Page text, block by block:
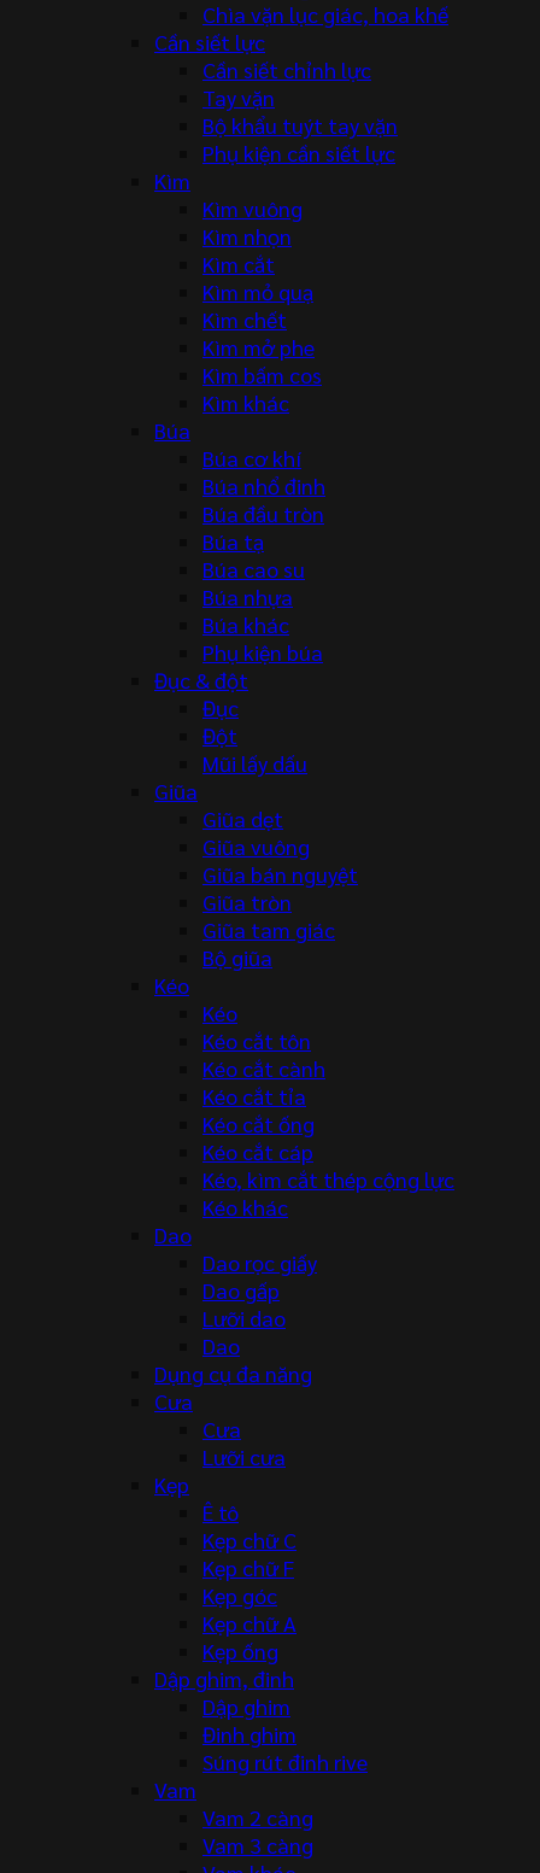
Chìa vặn lục giác, hoa khế
Cần siết lực
Cần siết chỉnh lực
Tay vặn
Bộ khẩu tuýt tay vặn
Phụ kiện cần siết lực
Kìm
Kìm vuông
Kìm nhọn
Kìm cắt
Kìm mỏ quạ
Kìm chết
Kìm mở phe
Kìm bấm cos
Kìm khác
Búa
Búa cơ khí
Búa nhổ đinh
Búa đầu tròn
Búa tạ
Búa cao su
Búa nhựa
Búa khác
Phụ kiện búa
Đục & đột
Đục
Đột
Mũi lấy dấu
Giũa
Giũa dẹt
Giũa vuông
Giũa bán nguyệt
Giũa tròn
Giũa tam giác
Bộ giũa
Kéo
Kéo
Kéo cắt tôn
Kéo cắt cành
Kéo cắt tỉa
Kéo cắt ống
Kéo cắt cáp
Kéo, kìm cắt thép cộng lực
Kéo khác
Dao
Dao rọc giấy
Dao gấp
Lưỡi dao
Dao
Dụng cụ đa năng
Cưa
Cưa
Lưỡi cưa
Kẹp
Ê tô
Kẹp chữ C
Kẹp chữ F
Kẹp góc
Kẹp chữ A
Kẹp ống
Dập ghim, đinh
Dập ghim
Đinh ghim
Súng rút đinh rive
Vam
Vam 2 càng
Vam 3 càng